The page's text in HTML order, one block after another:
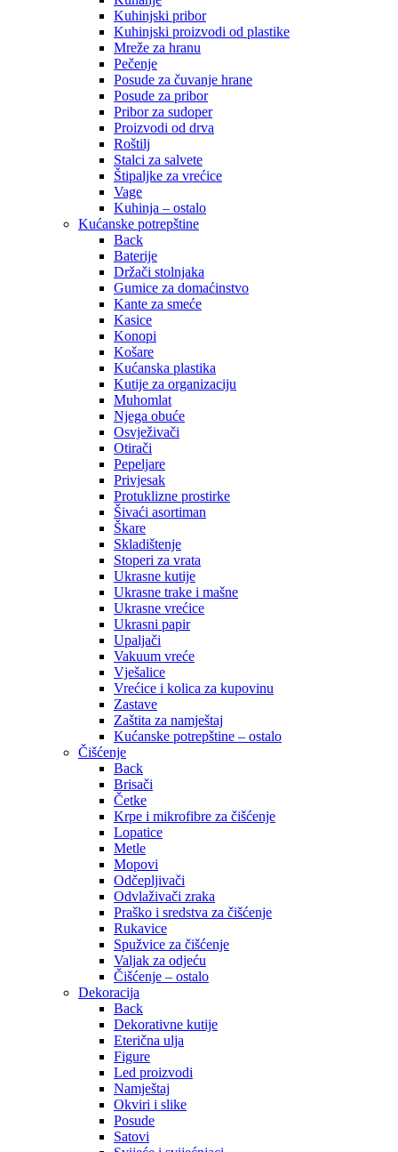
Kuhinjski pribor
Kuhinjski proizvodi od plastike
Mreže za hranu
Pečenje
Posude za čuvanje hrane
Posude za pribor
Pribor za sudoper
Proizvodi od drva
Roštilj
Stalci za salvete
Štipaljke za vrećice
Vage
Kuhinja – ostalo
Kućanske potrepštine
Back
Baterije
Držači stolnjaka
Gumice za domaćinstvo
Kante za smeće
Kasice
Konopi
Košare
Kućanska plastika
Kutije za organizaciju
Muhomlat
Njega obuće
Osvježivači
Otirači
Pepeljare
Privjesak
Protuklizne prostirke
Šivaći asortiman
Škare
Skladištenje
Stoperi za vrata
Ukrasne kutije
Ukrasne trake i mašne
Ukrasne vrećice
Ukrasni papir
Upaljači
Vakuum vreće
Vješalice
Vrećice i kolica za kupovinu
Zastave
Zaštita za namještaj
Kućanske potrepštine – ostalo
Čišćenje
Back
Brisači
Četke
Krpe i mikrofibre za čišćenje
Lopatice
Metle
Mopovi
Odčepljivači
Odvlaživači zraka
Praško i sredstva za čišćenje
Rukavice
Spužvice za čišćenje
Valjak za odjeću
Čišćenje – ostalo
Dekoracija
Back
Dekorativne kutije
Eterična ulja
Figure
Led proizvodi
Namještaj
Okviri i slike
Posude
Satovi